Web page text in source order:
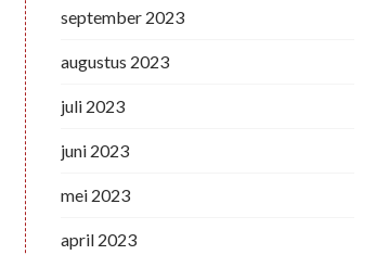
september 2023
augustus 2023
juli 2023
juni 2023
mei 2023
april 2023